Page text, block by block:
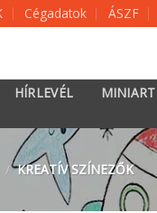
Cégadatok ÁSZF
HÍRLEVÉL
/ KREATÍV SZÍNEZŐK